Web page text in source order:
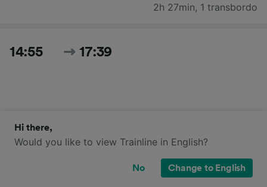
2h 27min, 1 transbordo
14:55 17:39
2h 44min,1 transbordo
Hi there,
Would you like to view Trainline in English?
No Change to English